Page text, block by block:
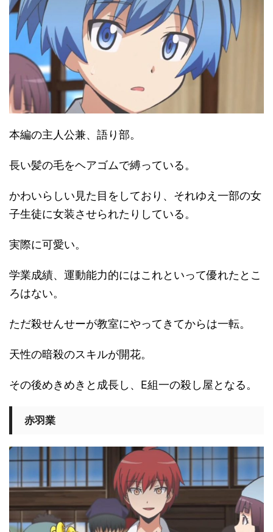
本編の主人公兼、語り部。
長い髪の毛をヘアゴムで縛っている。
かわいらしい見た目をしており、それゆえ一部の女
子生徒に女装させられたりしている。
実際に可愛い。
学業成績、運動能力的にはこれといって優れたとこ
ろはない。
ただ殺せんせーが教室にやってきてからは一転。
天性の暗殺のスキルが開花。
その後めきめきと成長し、E組一の殺し屋となる。
赤羽業